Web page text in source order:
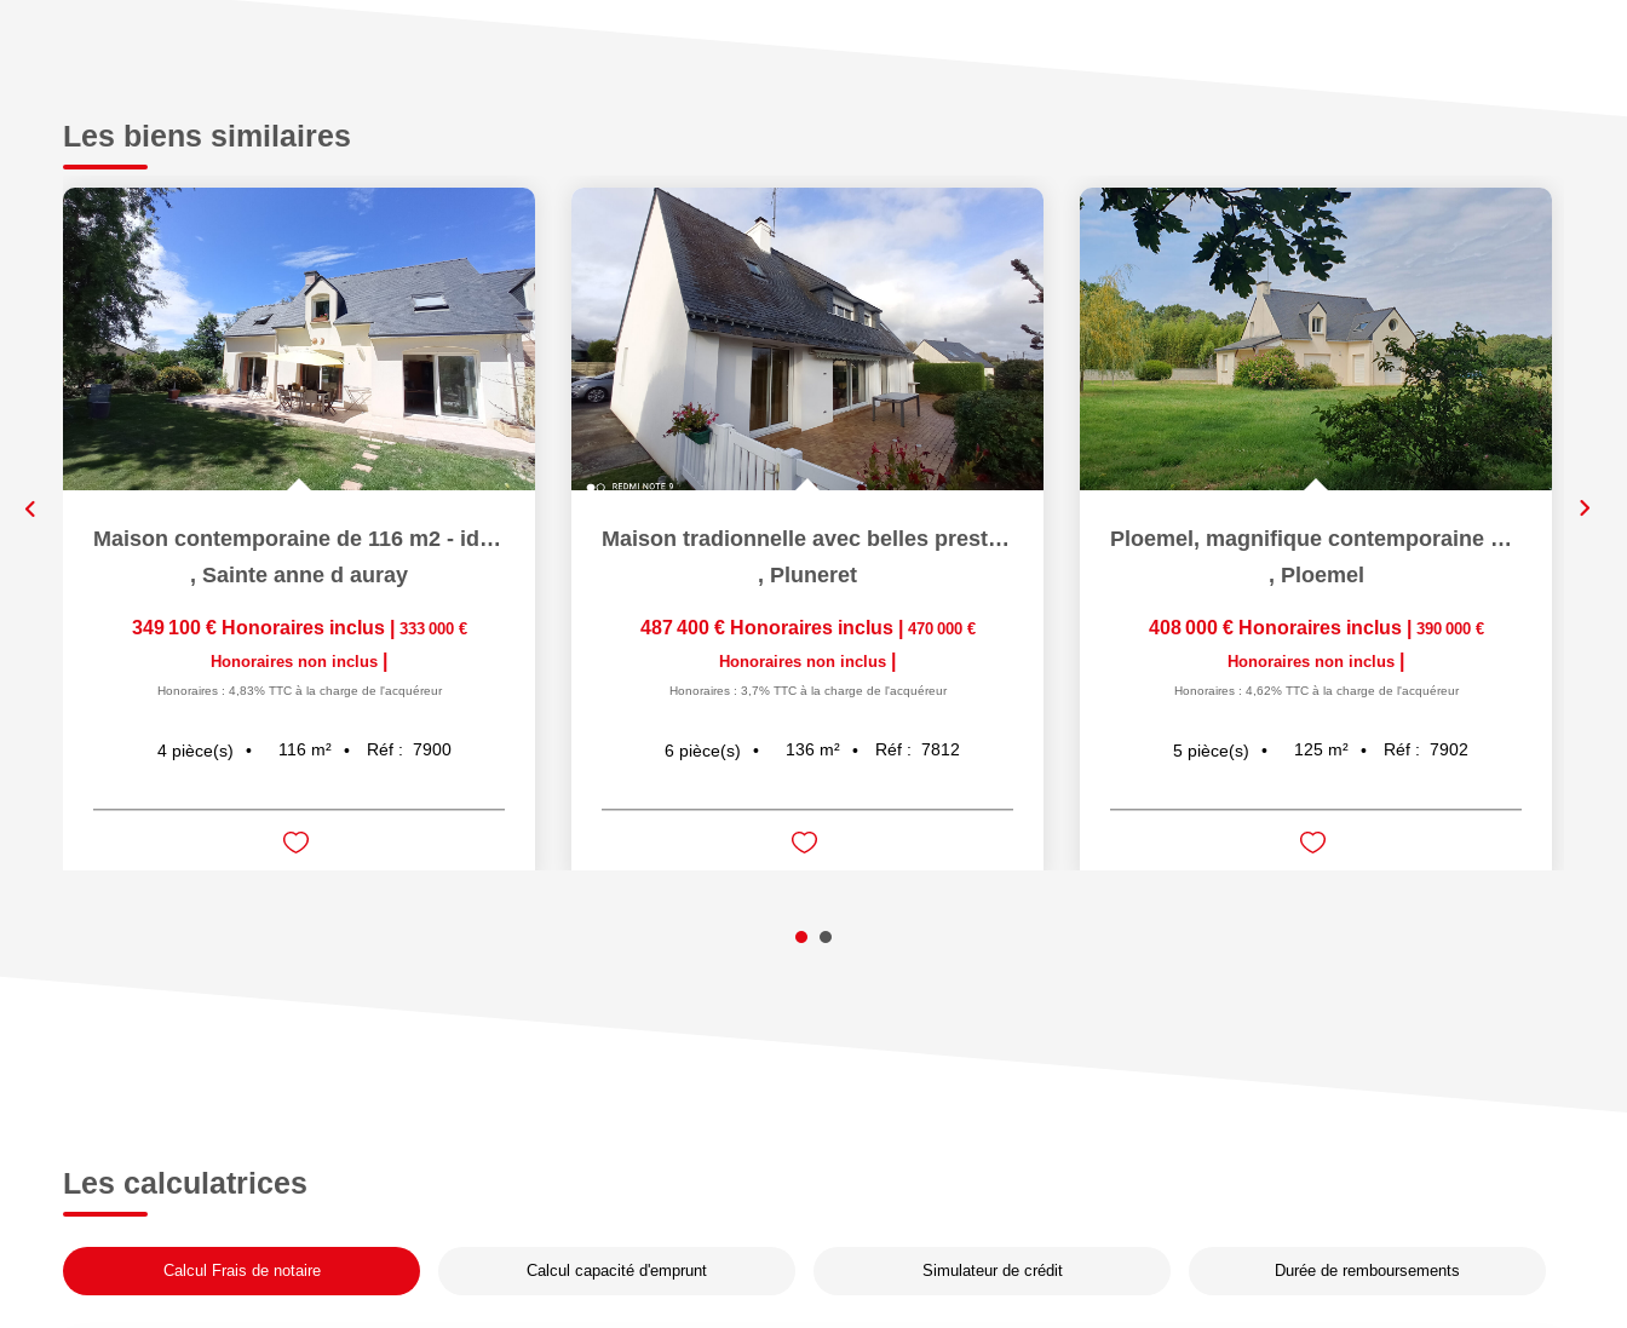
Les biens similaires
Maison contemporaine de 116 m2 - idéalement située. terrain...
, Sainte anne d auray
349 100 € Honoraires inclus
333 000 €
Honoraires non inclus
Honoraires : 4,83% TTC à la charge de l'acquéreur
4 pièce(s) 116 m² Réf : 7900
Maison tradionnelle avec belles prestations - Proche bourg...
, Pluneret
487 400 € Honoraires inclus
470 000 €
Honoraires non inclus
Honoraires : 3,7% TTC à la charge de l'acquéreur
6 pièce(s) 136 m² Réf : 7812
Ploemel, magnifique contemporaine sur + de 5100 m²
, Ploemel
408 000 € Honoraires inclus
390 000 €
Honoraires non inclus
Honoraires : 4,62% TTC à la charge de l'acquéreur
5 pièce(s) 125 m² Réf : 7902
Les calculatrices
Calcul Frais de notaire Calcul capacité d'emprunt Simulateur de crédit Durée de remboursements